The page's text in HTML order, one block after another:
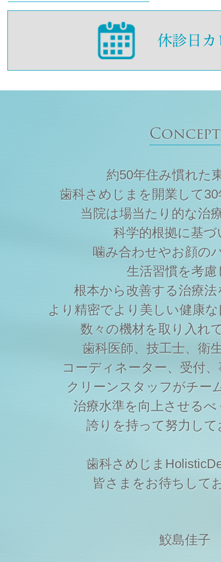
Concept
約50年住み慣れた
歯科さめじまを開業して
当院は場当たり的な治
科学的根拠に基づ
噛み合わせやお顔の
生活習慣を考慮
根本から改善する治療
より精密でより美しい健康
数々の機材を取り入れ
歯科医師、技工士、衛
コーディネーター、受付
クリーンスタッフがチー
治療水準を向上させる
誇りを持って努力し
歯科さめじま
皆さまをお待ちして
鮫島佳子